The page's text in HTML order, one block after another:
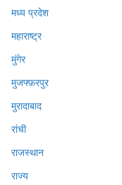
मध्य प्रदेश
महाराष्ट्र
मुंगेर
मुजफ्फ़रपुर
मुरादाबाद
रांची
राजस्थान
राज्य